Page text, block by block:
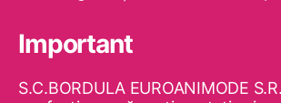
Important
S.C.BORDULA EUROANIMODE